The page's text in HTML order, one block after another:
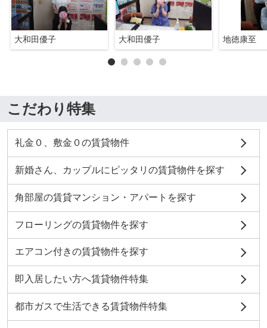
大和田優子 大和田優子 地徳康至
こだわり特集
礼金０、敷金０の賃貸物件
新婚さん、カップルにピッタリの賃貸物件を探す
角部屋の賃貸マンション・アパートを探す
フローリングの賃貸物件を探す
エアコン付きの賃貸物件を探す
即入居したい方へ賃貸物件特集
都市ガスで生活できる賃貸物件特集